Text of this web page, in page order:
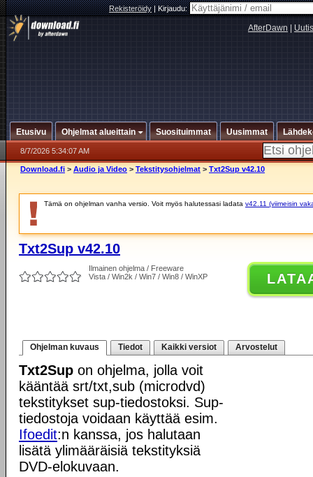
Rekisteröidy|Kirjaudu:
AfterDawn
Etusivu Ohjelmat alueittain Suosituimmat Uusimmat
8/7/2026 5:34:07 AM
Download.fi > Audio ja Video > Tekstitysohjelmat > Txt2Sup v42.10
Tämä on ohjelman vanha versio. Voit myös halutessasi ladata v42.11 (viimeisin
Txt2Sup v42.10
Ilmainen ohjelma / Freeware
Vista / Win2k / Win7 / Win8 / WinXP
Ohjelman kuvaus Tiedot Kaikki versiot Arvostelut
Txt2Sup on ohjelma, jolla voit
kääntää srt/txt,sub (microdvd)
tekstitykset sup-tiedostoksi. Sup-
tiedostoja voidaan käyttää esim.
Ifoedit:n kanssa, jos halutaan
lisätä ylimääräisiä tekstityksiä
DVD-elokuvaan.